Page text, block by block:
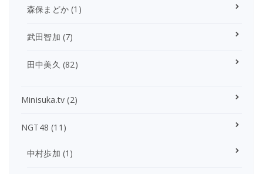
森保まどか (1)
武田智加 (7)
田中美久 (82)
Minisuka.tv (2)
NGT48 (11)
中村歩加 (1)